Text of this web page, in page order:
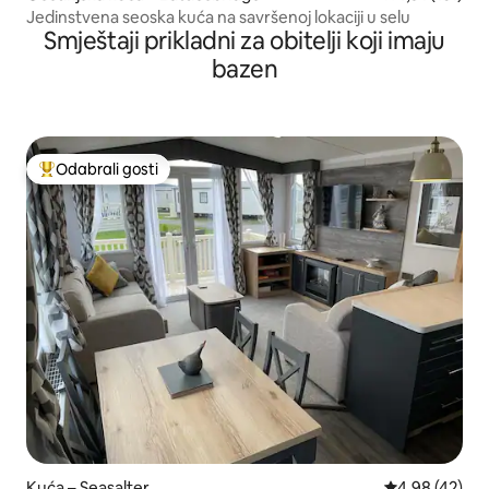
Jedinstvena seoska kuća na savršenoj lokaciji u selu
Smještaji prikladni za obitelji koji imaju
bazen
Među najviše rangiranima s oznakom „Odabrali gosti”
Odabrali gosti